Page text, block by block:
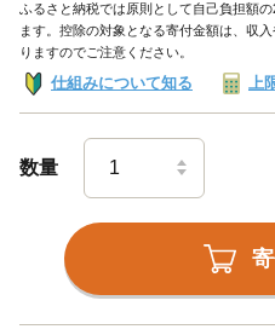
ふるさと納税では原則として自己負担額
ます。控除の対象となる寄付金額は、収
りますのでご注意ください。
仕組みについて知る 上
数量